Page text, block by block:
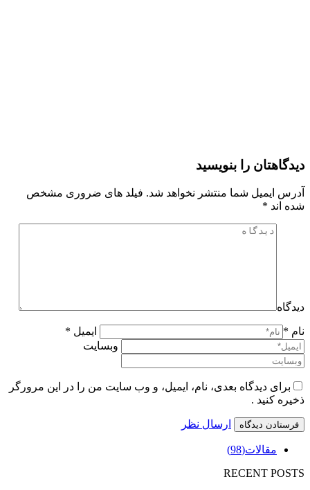
دیدگاهتان را بنویسید
آدرس ایمیل شما منتشر نخواهد شد. فیلد های ضروری مشخص
شده اند *
دیدگاه
نام *
ایمیل *
وبسایت
برای دیدگاه بعدی، نام، ایمیل، و وب سایت من را در این مرورگر
ذخیره کنید .
ارسال نظر
مقالات(98)
RECENT POSTS